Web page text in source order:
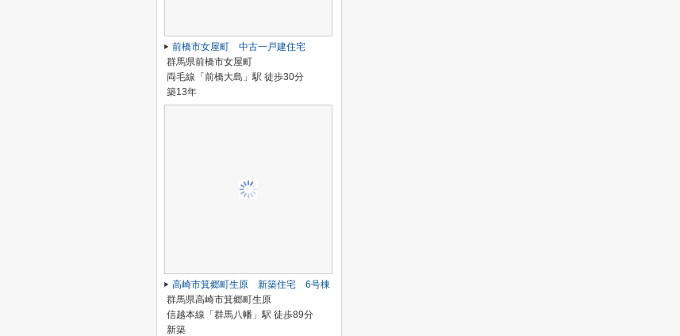
前橋市女屋町 中古一戸建住宅
群馬県前橋市女屋町
両毛線「前橋大島」駅 徒歩30分
築13年
高崎市箕郷町生原 新築住宅 6号棟
群馬県高崎市箕郷町生原
信越本線「群馬八幡」駅 徒歩89分
新築